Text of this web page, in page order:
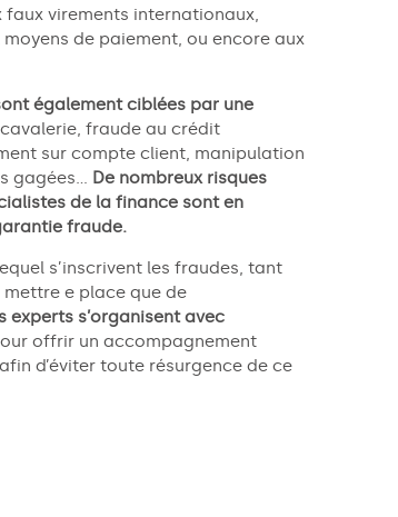
virements internationaux,
de paiement, ou encore aux
également ciblées par une
fraude au crédit
sur compte client, manipulation
gagées… De nombreux risques
de la finance sont en
fraude.
s’inscrivent les fraudes, tant
mettre e place que de
experts s’organisent avec
offrir un accompagnement
d’éviter toute résurgence de ce